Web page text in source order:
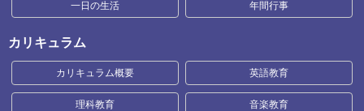
一日の生活 年間行事
カリキュラム
カリキュラム概要 英語教育
理科教育 音楽教育